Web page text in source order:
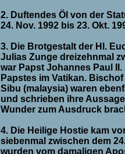
2. Duftendes Öl von der
24. Nov. 1992 bis 23. Okt.
3. Die Brotgestalt der Hl.
Julias Zunge dreizehnmal
war Papst Johannes Paul
Papstes im Vatikan.
Sibu (malaysia) waren
und schrieben ihre
Wunder zum Ausdruck
4. Die Heilige Hostie kam
siebenmal zwischen dem
wurden vom damaligen